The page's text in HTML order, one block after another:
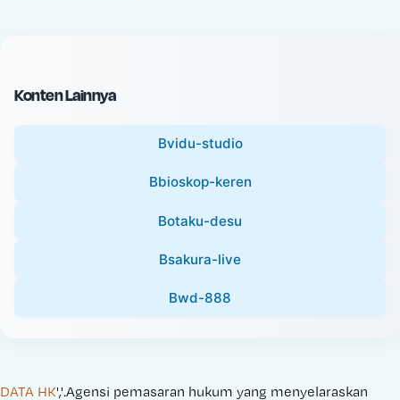
c
e
Konten Lainnya
Bvidu-studio
Bbioskop-keren
Botaku-desu
Bsakura-live
Bwd-888
DATA HK','.Agensi pemasaran hukum yang menyelaraskan